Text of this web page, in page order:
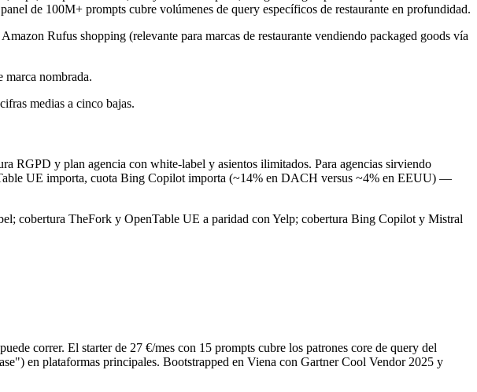
de 100M+ prompts cubre volúmenes de query específicos de restaurante en profundidad.
Rufus shopping (relevante para marcas de restaurante vendiendo packaged goods vía
marca nombrada.
medias a cinco bajas.
RGPD y plan agencia con white-label y asientos ilimitados. Para agencias sirviendo
UE importa, cuota Bing Copilot importa (~14% en DACH versus ~4% en EEUU) —
cobertura TheFork y OpenTable UE a paridad con Yelp; cobertura Bing Copilot y Mistral
correr. El starter de 27 €/mes con 15 prompts cubre los patrones core de query del
en plataformas principales. Bootstrapped en Viena con Gartner Cool Vendor 2025 y